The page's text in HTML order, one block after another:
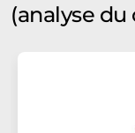
(analyse du